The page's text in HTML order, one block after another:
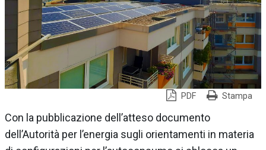
PDF Stampa
Con la pubblicazione dell’atteso documento
dell’Autorità per l’energia sugli orientamenti in materia